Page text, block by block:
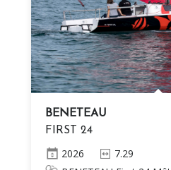
BENETEAU
FIRST 24
2026
7.29